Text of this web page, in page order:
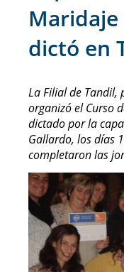
Maridaje
dictó en
La Filial de Tandil,
organizó el Curso
dictado por la
Gallardo, los días
completaron las